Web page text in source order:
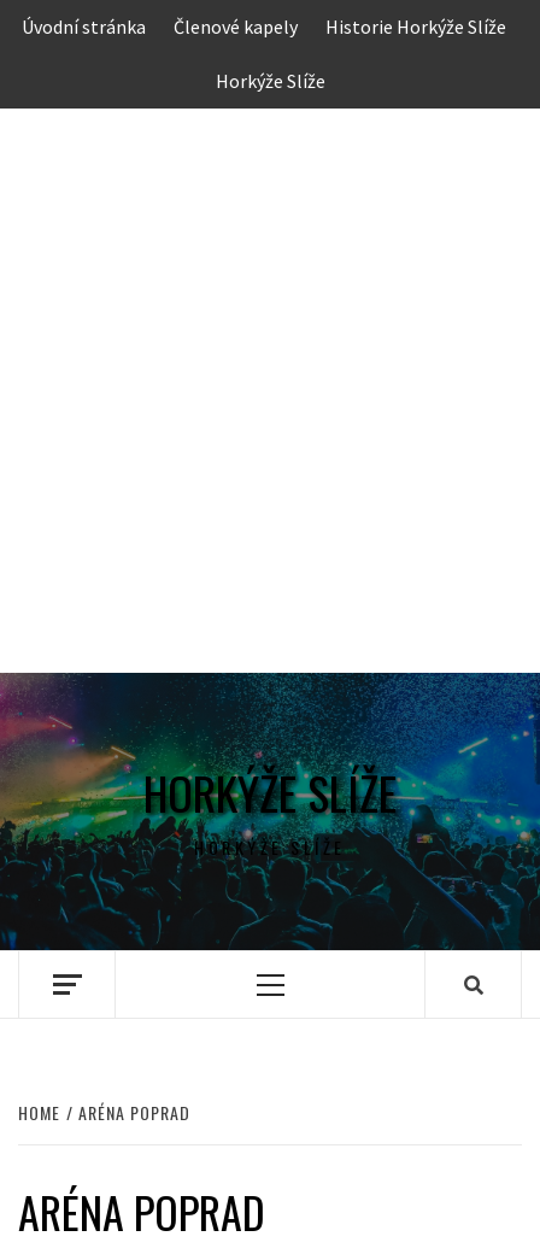
Skip
Úvodní stránka Členové kapely Historie Horkýže Slíže
Horkýže Slíže
HORKÝŽE SLÍŽE
HORKÝŽE SLÍŽE
Primary
HOME ARÉNA POPRAD
ARÉNA POPRAD